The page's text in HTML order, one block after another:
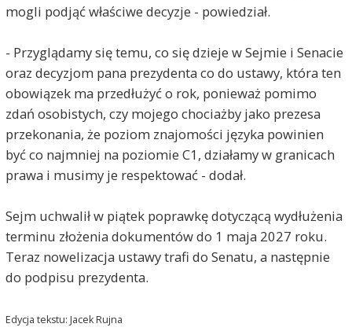
mogli podjąć właściwe decyzje - powiedział.
- Przyglądamy się temu, co się dzieje w Sejmie i Senacie
oraz decyzjom pana prezydenta co do ustawy, która ten
obowiązek ma przedłużyć o rok, ponieważ pomimo
zdań osobistych, czy mojego chociażby jako prezesa
przekonania, że poziom znajomości języka powinien
być co najmniej na poziomie C1, działamy w granicach
prawa i musimy je respektować - dodał.
Sejm uchwalił w piątek poprawkę dotyczącą wydłużenia
terminu złożenia dokumentów do 1 maja 2027 roku.
Teraz nowelizacja ustawy trafi do Senatu, a następnie
do podpisu prezydenta.
Edycja tekstu: Jacek Rujna